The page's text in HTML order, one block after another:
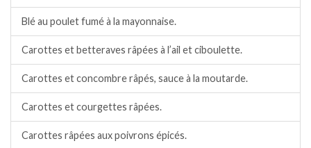
Blé au poulet fumé à la mayonnaise.
Carottes et betteraves râpées à l’ail et ciboulette.
Carottes et concombre râpés, sauce à la moutarde.
Carottes et courgettes râpées.
Carottes râpées aux poivrons épicés.